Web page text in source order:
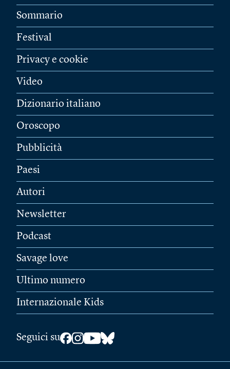
Sommario
Festival
Privacy e cookie
Video
Dizionario italiano
Oroscopo
Pubblicità
Paesi
Autori
Newsletter
Podcast
Savage love
Ultimo numero
Internazionale Kids
Seguici su